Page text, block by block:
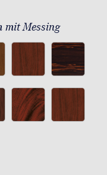
mit Messing